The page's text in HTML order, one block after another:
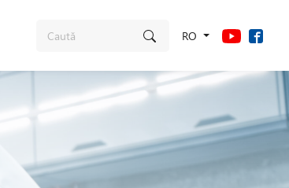
RO